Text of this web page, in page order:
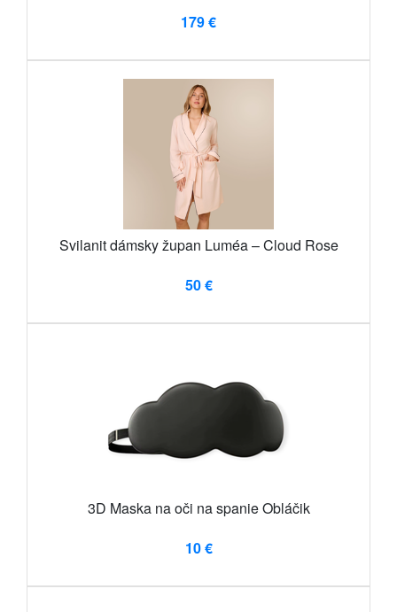
179 €
Svilanit dámsky župan Luméa – Cloud Rose
50 €
3D Maska na oči na spanie Obláčik
10 €